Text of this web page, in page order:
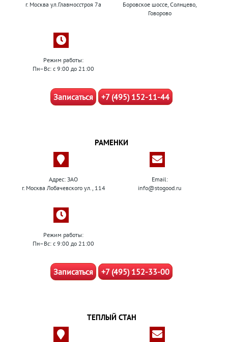
г. Москва ул.Главмосстроя 7а
Боровское шоссе, Солнцево,
Говорово
Режим работы:
Пн–Вс: с 9:00 до 21:00
Записаться +7 (495) 152-11-44
РАМЕНКИ
Адрес: ЗАО
г. Москва Лобачевского ул., 114
Email:
info@stogood.ru
Режим работы:
Пн–Вс: с 9:00 до 21:00
Записаться +7 (495) 152-33-00
ТЕПЛЫЙ СТАН